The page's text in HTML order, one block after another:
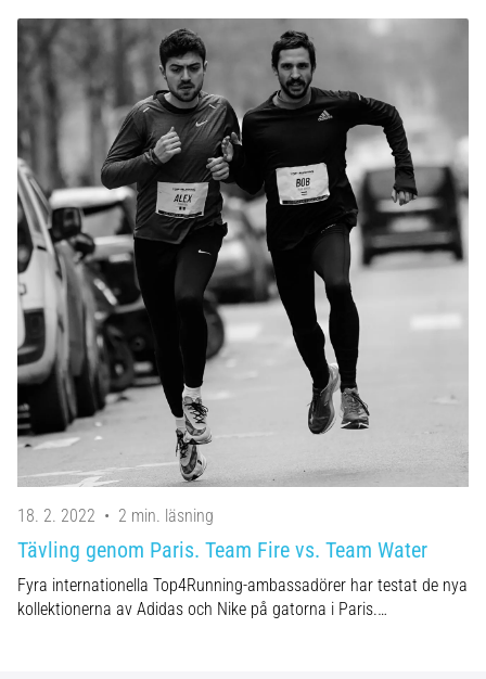
18. 2. 2022 • 2 min. läsning
Tävling genom Paris. Team Fire vs. Team Water
Fyra internationella Top4Running-ambassadörer har testat de nya
kollektionerna av Adidas och Nike på gatorna i Paris.…